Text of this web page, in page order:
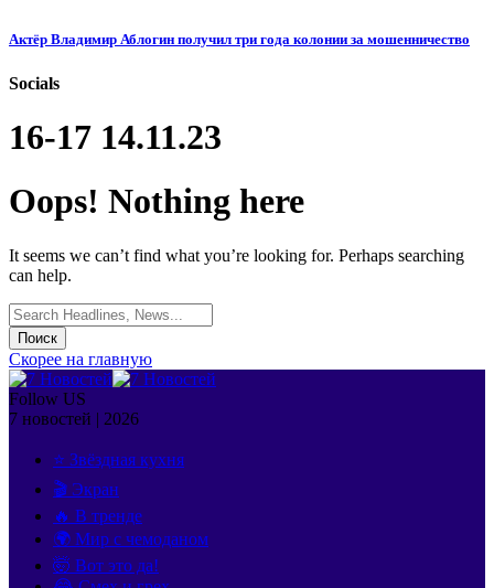
Актёр Владимир Аблогин получил три года колонии за мошенничество
Socials
16-17 14.11.23
Oops! Nothing here
It seems we can’t find what you’re looking for. Perhaps searching
can help.
Search
for:
Скорее на главную
Follow US
7 новостей | 2026
⭐ Звёздная кухня
🎬 Экран
🔥 В тренде
🌍 Мир с чемоданом
🤯 Вот это да!